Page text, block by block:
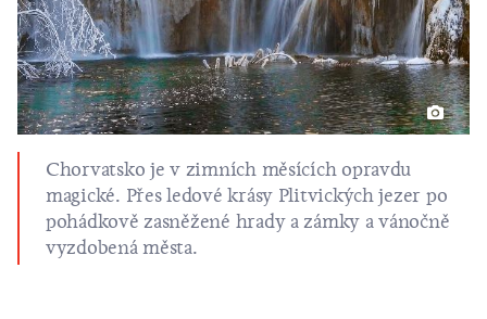
Chorvatsko je v zimních měsících opravdu
magické. Přes ledové krásy Plitvických jezer po
pohádkově zasněžené hrady a zámky a vánočně
vyzdobená města.